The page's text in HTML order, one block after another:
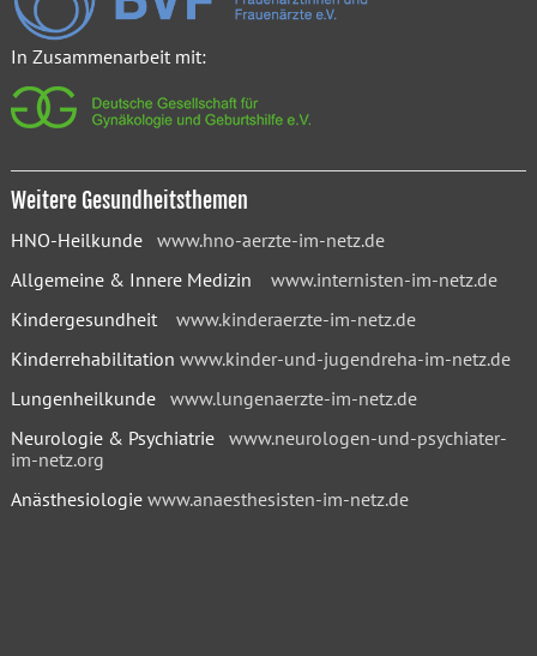
In Zusammenarbeit mit:
Weitere Gesundheitsthemen
HNO-Heilkunde www.hno-aerzte-im-netz.de
Allgemeine & Innere Medizin www.internisten-im-netz.de
Kindergesundheit www.kinderaerzte-im-netz.de
Kinderrehabilitation www.kinder-und-jugendreha-im-netz.de
Lungenheilkunde www.lungenaerzte-im-netz.de
Neurologie & Psychiatrie www.neurologen-und-psychiater-
im-netz.org
Anästhesiologie www.anaesthesisten-im-netz.de